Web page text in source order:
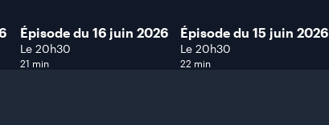
Épisode du 16 juin 2026
Le 20h30
21 min
Épisode du 15 juin 2026
Le 20h30
22 min